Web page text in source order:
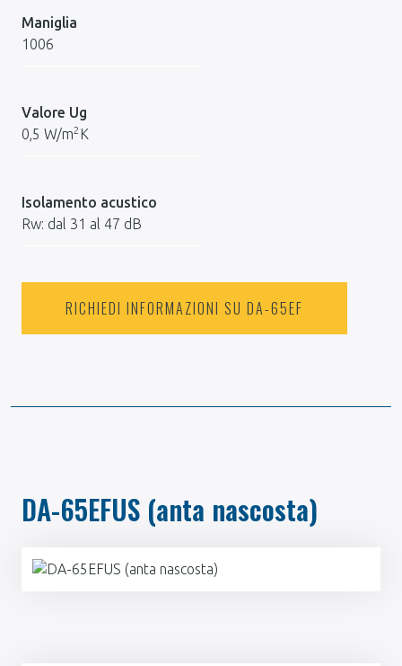
Maniglia
1006
Valore Ug
0,5 W/m2 K
Isolamento acustico
Rw: dal 31 al 47 dB
RICHIEDI INFORMAZIONI SU DA-65EF
DA-65EFUS (anta nascosta)